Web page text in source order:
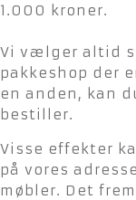
1.000 kroner.
Vi vælger altid
pakkeshop der
en anden, kan
bestiller.
Visse effekter
på vores
møbler. Det